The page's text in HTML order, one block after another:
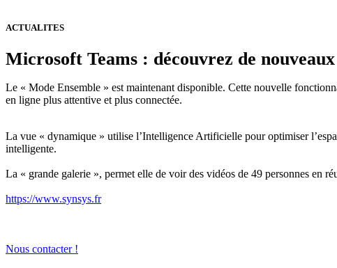
ACTUALITES
Microsoft Teams : découvrez de
Le « Mode Ensemble » est maintenant disponible. Cette nouvelle
en ligne plus attentive et plus connectée.
La vue « dynamique » utilise l’Intelligence Artificielle pour optimiser
intelligente.
La « grande galerie », permet elle de voir des vidéos de 49 personnes en
https://www.synsys.fr
Nous contacter !